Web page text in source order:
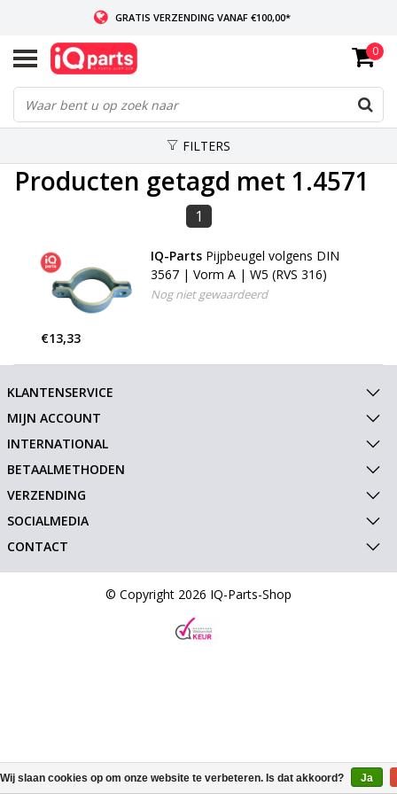
GRATIS VERZENDING VANAF €100,00*
INDIEN VOORRADIG: VOOR 14:00 BESTELD, ZELFDE DAG VERZONDEN
WERELDWIJDE LEVERING
0
FILTERS
Producten getagd met 1.4571
1
IQ-Parts Pijpbeugel volgens DIN
3567 | Vorm A | W5 (RVS 316)
Nog niet gewaardeerd
€13,33
KLANTENSERVICE
MIJN ACCOUNT
INTERNATIONAL
BETAALMETHODEN
VERZENDING
SOCIALMEDIA
CONTACT
© Copyright 2026 IQ-Parts-Shop
Wij slaan cookies op om onze website te verbeteren. Is dat akkoord? Ja